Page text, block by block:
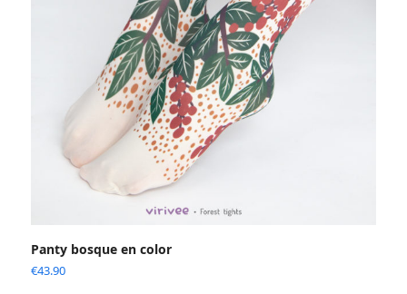
Panty bosque en color
€43.90